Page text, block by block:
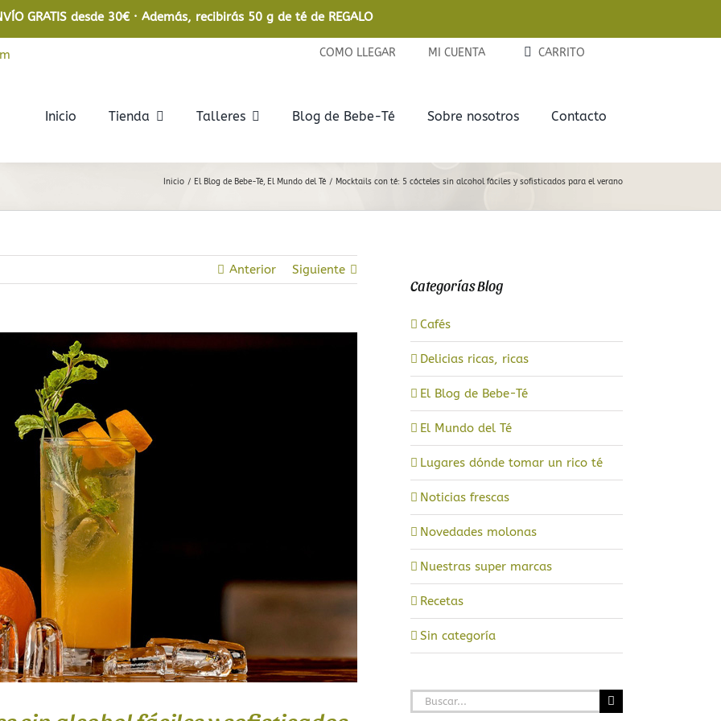
GRATIS desde 30€ · Además, recibirás 50 g de té de REGALO
COMO LLEGAR MI CUENTA CARRITO
Inicio Tienda
Rooibos
Infusiones
De frutas
Relajantes
Complementos
Tazas y Termos
Delicias
Chocolates
Talleres Blog de Bebe-Té Sobre nosotros Contacto
Inicio El Blog de Bebe-Té El Mundo del Té Mocktails con té: 5 cócteles sin alcohol fáciles y sofisticados para el verano
Anterior Siguiente
Categorías Blog
Cafés
Delicias ricas, ricas
El Blog de Bebe-Té
El Mundo del Té
Lugares dónde tomar un rico té
Noticias frescas
Novedades molonas
Nuestras super marcas
Recetas
Sin categoría
Buscar: